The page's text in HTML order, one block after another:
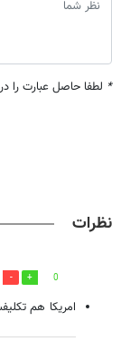
* لطفا حاصل عبارت را
نظرات
0
امریکا هم